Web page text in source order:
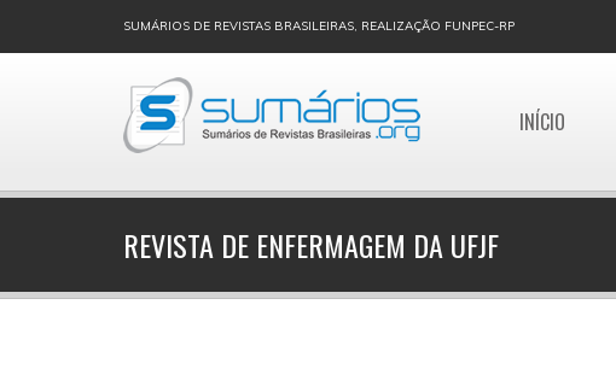
SUMÁRIOS DE REVISTAS BRASILEIRAS, REALIZAÇÃO FUNPEC-RP
INÍCIO
REVISTA DE ENFERMAGEM DA UFJF